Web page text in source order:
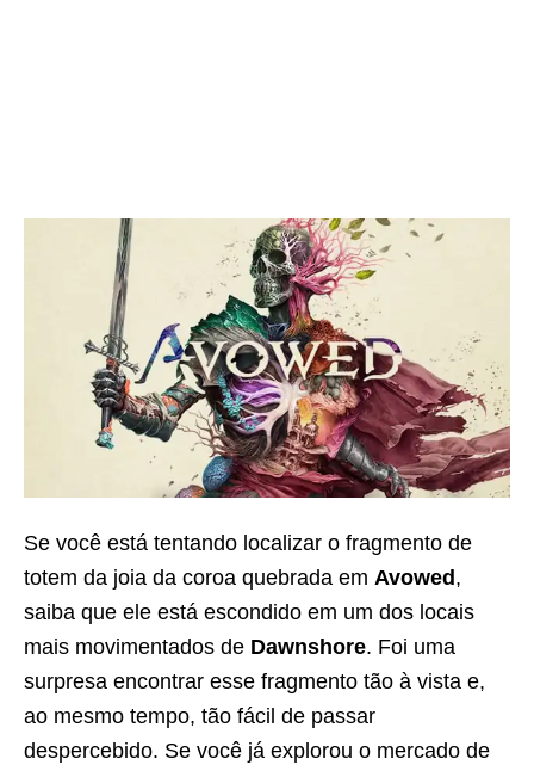
Se você está tentando localizar o fragmento de
totem da joia da coroa quebrada em Avowed,
saiba que ele está escondido em um dos locais
mais movimentados de Dawnshore. Foi uma
surpresa encontrar esse fragmento tão à vista e,
ao mesmo tempo, tão fácil de passar
despercebido. Se você já explorou o mercado de